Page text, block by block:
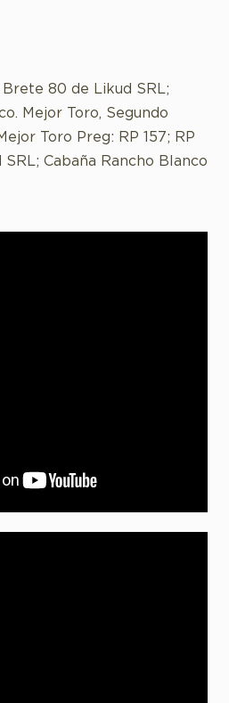
80 de Likud SRL;
Mejor Toro, Segundo
Toro Preg: RP 157; RP
SRL; Cabaña Rancho Blanco